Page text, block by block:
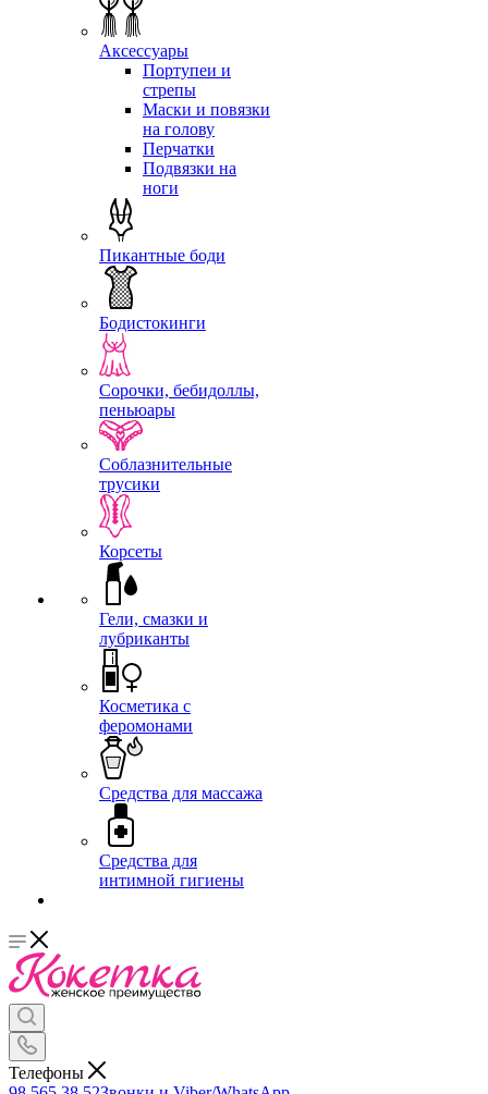
Аксессуары
Портупеи и
стрепы
Маски и повязки
на голову
Перчатки
Подвязки на
ноги
Пикантные боди
Бодистокинги
Сорочки, бебидоллы,
пеньюары
Соблазнительные
трусики
Корсеты
Гели, смазки и
лубриканты
Косметика с
феромонами
Средства для массажа
Средства для
интимной гигиены
Телефоны